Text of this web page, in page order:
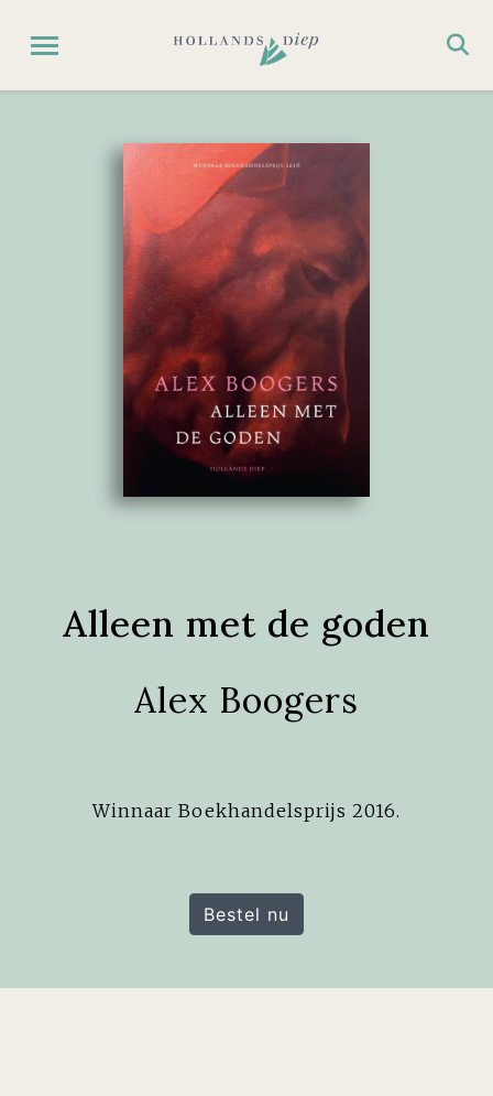
Alleen met de goden
Alex Boogers
Winnaar Boekhandelsprijs 2016.
Bestel nu